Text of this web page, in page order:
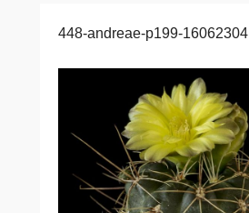
448-andreae-p199-16062304